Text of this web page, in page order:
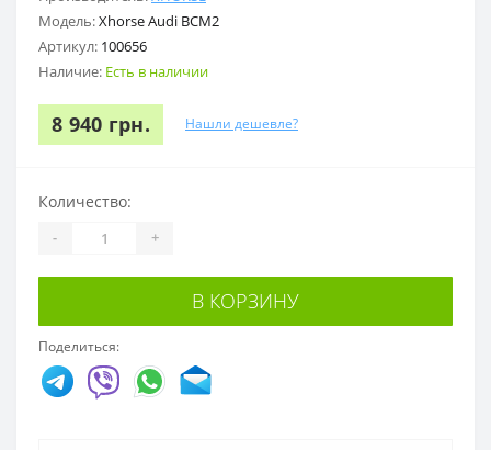
Модель:Xhorse Audi BCM2
Артикул: 100656
Наличие: Есть в наличии
8 940 грн. Нашли дешевле?
Количество:
- +
В КОРЗИНУ
Поделиться: